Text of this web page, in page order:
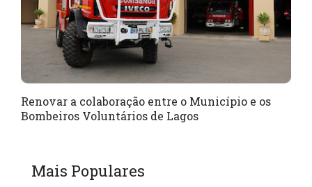
Renovar a colaboração entre o Município e os
Bombeiros Voluntários de Lagos
Mais Populares